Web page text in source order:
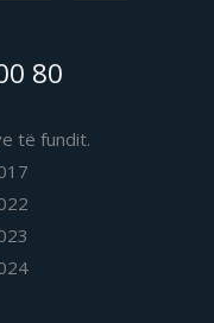
80
të fundit.